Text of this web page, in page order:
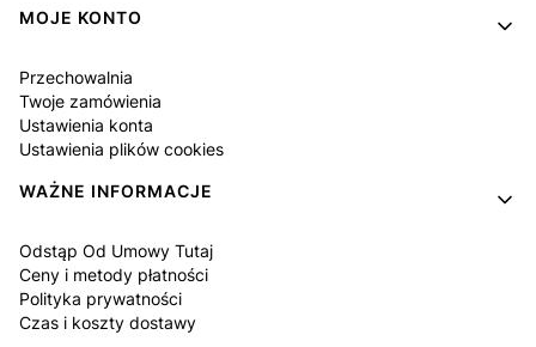
MOJE KONTO
Przechowalnia
Twoje zamówienia
Ustawienia konta
Ustawienia plików cookies
WAŻNE INFORMACJE
Odstąp Od Umowy Tutaj
Ceny i metody płatności
Polityka prywatności
Czas i koszty dostawy